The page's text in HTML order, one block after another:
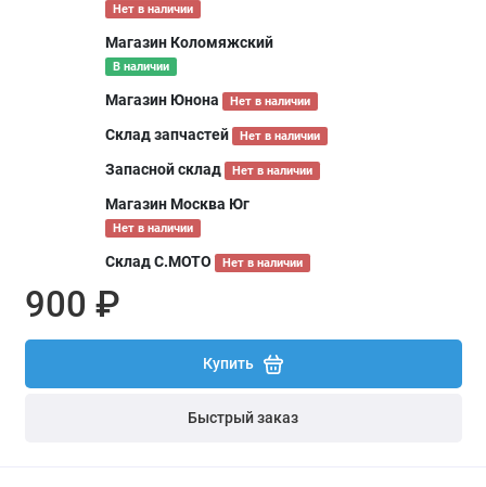
Нет в наличии
Магазин Коломяжский
В наличии
Магазин Юнона Нет в наличии
Склад запчастей Нет в наличии
Запасной склад Нет в наличии
Магазин Москва Юг
Нет в наличии
Склад С.МОТО Нет в наличии
900 ₽
Купить
Быстрый заказ